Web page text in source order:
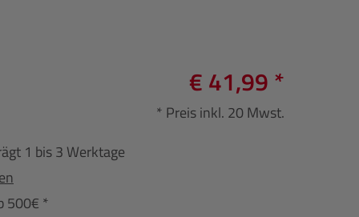
€ 41,99 *
* Preis inkl. 20 Mwst.
1 bis 3 Werktage
500€ *